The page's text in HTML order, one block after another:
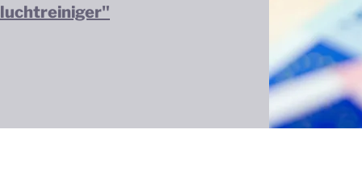
luchtreiniger"